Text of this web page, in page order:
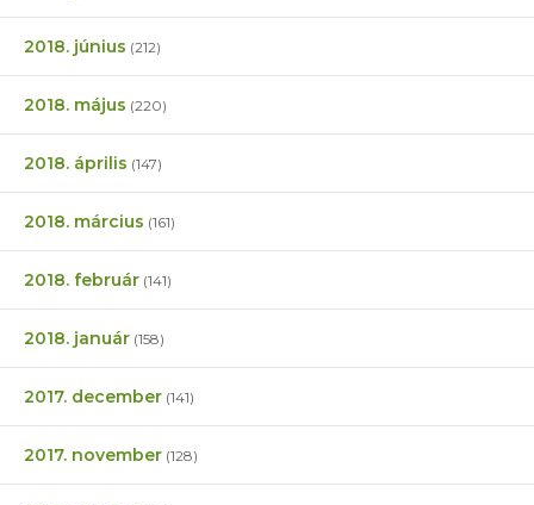
2018. június (212)
2018. május (220)
2018. április (147)
2018. március (161)
2018. február (141)
2018. január (158)
2017. december (141)
2017. november (128)